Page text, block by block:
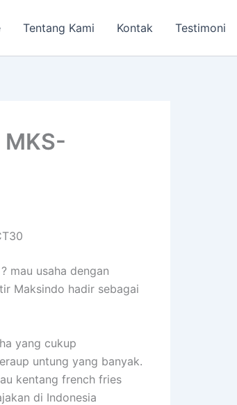
Tentang Kami Kontak Testimoni
mau usaha dengan
Maksindo hadir sebagai
yang cukup
untung yang banyak.
kentang french fries
di Indonesia